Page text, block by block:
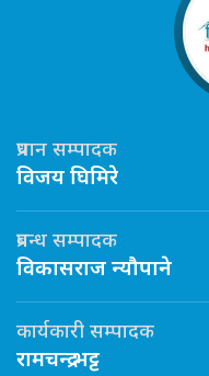
प्रधान सम्पादक
विजय घिमिरे
प्रबन्ध सम्पादक
विकासराज न्यौपाने
कार्यकारी सम्पादक
रामचन्द्र भट्ट